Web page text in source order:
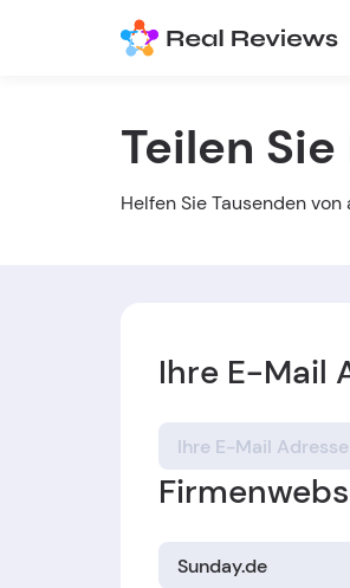
Teilen
Helfen Sie Tausenden
Ihre E-Mail